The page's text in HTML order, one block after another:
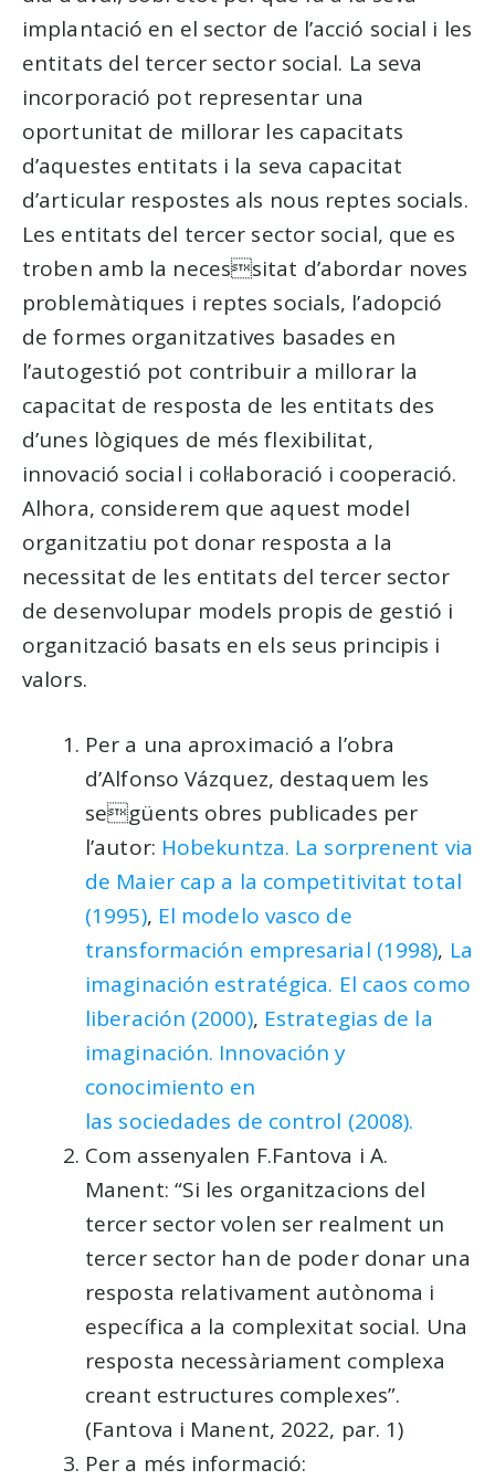
implantació en el sector de l’acció social i les
entitats del tercer sector social. La seva
incorporació pot representar una
oportunitat de millorar les capacitats
d’aquestes entitats i la seva capacitat
d’articular respostes als nous reptes socials.
Les entitats del tercer sector social, que es
troben amb la necessitat d’abordar noves
problemàtiques i reptes socials, l’adopció
de formes organitzatives basades en
l’autogestió pot contribuir a millorar la
capacitat de resposta de les entitats des
d’unes lògiques de més flexibilitat,
innovació social i col·laboració i cooperació.
Alhora, considerem que aquest model
organitzatiu pot donar resposta a la
necessitat de les entitats del tercer sector
de desenvolupar models propis de gestió i
organització basats en els seus principis i
valors.
Per a una aproximació a l’obra
d’Alfonso Vázquez, destaquem les
següents obres publicades per
l’autor: Hobekuntza. La sorprenent via
de Maier cap a la competitivitat total
(1995), El modelo vasco de
transformación empresarial (1998), La
imaginación estratégica. El caos como
liberación (2000), Estrategias de la
imaginación. Innovación y
conocimiento en
las sociedades de control (2008).
Com assenyalen F.Fantova i A.
Manent: “Si les organitzacions del
tercer sector volen ser realment un
tercer sector han de poder donar una
resposta relativament autònoma i
específica a la complexitat social. Una
resposta necessàriament complexa
creant estructures complexes”.
(Fantova i Manent, 2022, par. 1)
Per a més informació: